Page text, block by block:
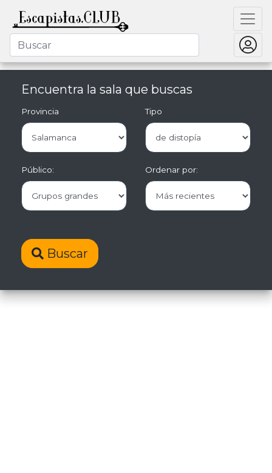
Encuentra la sala que buscas
Provincia Tipo
Público: Ordenar por:
Buscar